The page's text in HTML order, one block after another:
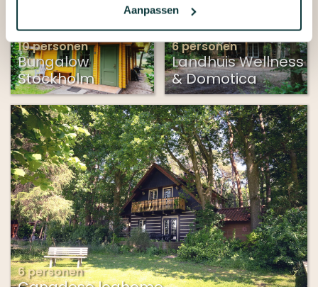
Aanpassen
10 personen
Bungalow
Stockholm
6 personen
Landhuis Wellness
& Domotica
6 personen